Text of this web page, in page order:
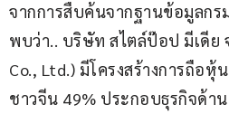
จากการสืบค้นจากฐานข้อมูลก
พบว่า.. บริษัท สไตล์ป๊อป มีเดีย
Co., Ltd.) มีโครงสร้างการถือ
ชาวจีน 49% ประกอบธุรกิจด้า